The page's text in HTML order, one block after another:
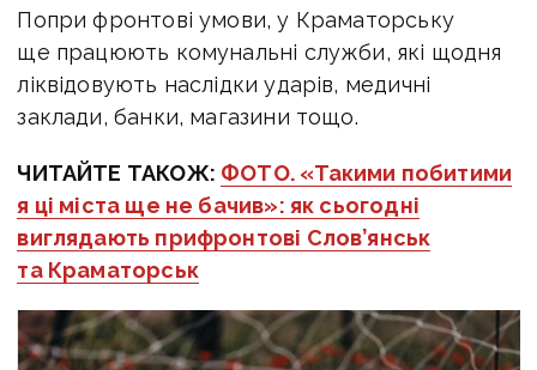
Попри фронтові умови, у Краматорську
ще працюють комунальні служби, які щодня
ліквідовують наслідки ударів, медичні
заклади, банки, магазини тощо.
ЧИТАЙТЕ ТАКОЖ: ФОТО. «Такими побитими
я ці міста ще не бачив»: як сьогодні
виглядають прифронтові Слов’янськ
та Краматорськ